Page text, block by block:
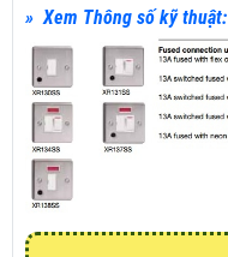
» Xem Thông số kỹ thuật: